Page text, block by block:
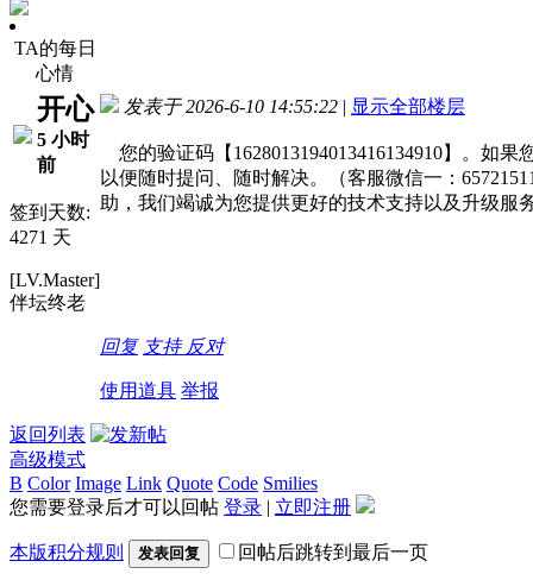
TA的每日
心情
开心
5 小时
前
签到天数:
4271 天
[LV.Master]
伴坛终老
发表于 2026-6-10 14:55:22 | 显示全部楼层
您的验证码【1628013194013416134910】。如
以便随时提问、随时解决。（客服微信一：
助，我们竭诚为您提供更好的技术支持以及升级服
回复 支持 反对
使用道具 举报
返回列表
高级模式
B Color Image Link Quote Code Smilies
您需要登录后才可以回帖 登录 | 立即注册
本版积分规则 发表回复 回帖后跳转到最后一页